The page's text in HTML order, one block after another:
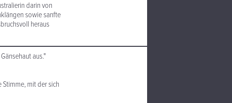
darin von
sowie sanfte
heraus
aus."
mit der sich